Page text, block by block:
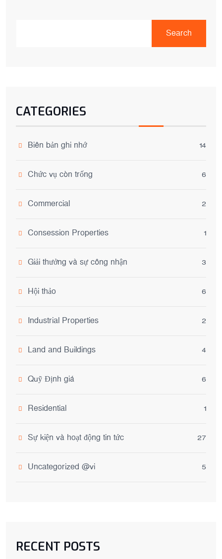
Search
CATEGORIES
Biên bản ghi nhớ 14
Chức vụ còn trống 6
Commercial 2
Consession Properties 1
Giải thưởng và sự công nhận 3
Hội thảo 6
Industrial Properties 2
Land and Buildings 4
Quỹ Định giá 6
Residential 1
Sự kiện và hoạt động tin tức 27
Uncategorized @vi 5
RECENT POSTS